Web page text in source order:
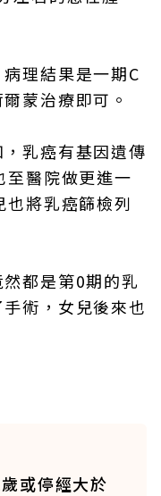
病理結果是一期C
蒙治療即可。
乳癌有基因遺傳
至醫院做更進一
將乳癌篩檢列
都是第0期的乳
術，女兒後來也
或停經大於